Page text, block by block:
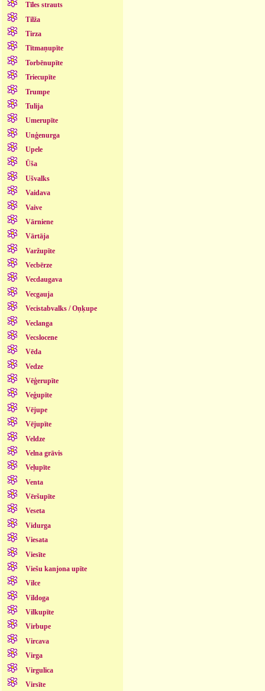
Tīles strauts
Tilža
Tirza
Tītmaņupīte
Torbēnupīte
Triecupīte
Trumpe
Tulija
Umerupīte
Unģenurga
Upele
Ūša
Ušvalks
Vaidava
Vaive
Vārniene
Vārtāja
Varžupīte
Vecbērze
Vecdaugava
Vecgauja
Vecistabvalks / Oņķupe
Veclanga
Vecslocene
Vēda
Vedze
Vēģerupīte
Veģupīte
Vējupe
Vējupīte
Veldze
Velna grāvis
Veļupīte
Venta
Vēršupīte
Veseta
Vidurga
Viesata
Viesīte
Viešu kanjona upīte
Vilce
Vildoga
Vilkupīte
Virbupe
Vircava
Virga
Virgulica
Virsīte